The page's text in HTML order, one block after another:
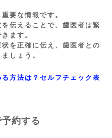
要な情報です。
伝えることで、歯医者は緊
ます。
を正確に伝え、歯医者との
しょう。
方法は？セルフチェック表
約する